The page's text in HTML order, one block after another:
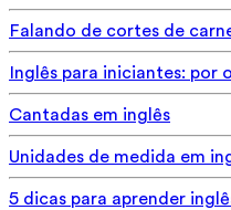
Falando de cortes de
Inglês para iniciantes: por
Cantadas em inglês
Unidades de medida em
5 dicas para aprender